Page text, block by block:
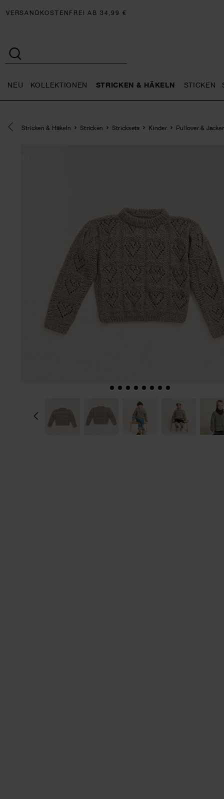
VERSANDKOSTENFREI AB 34,99 €
NEU KOLLEKTIONEN STRICKEN & HÄKELN STICKEN
Eine Kategorie zurück navigieren
Stricken & Häkeln Stricken Stricksets Kinder Pullover &